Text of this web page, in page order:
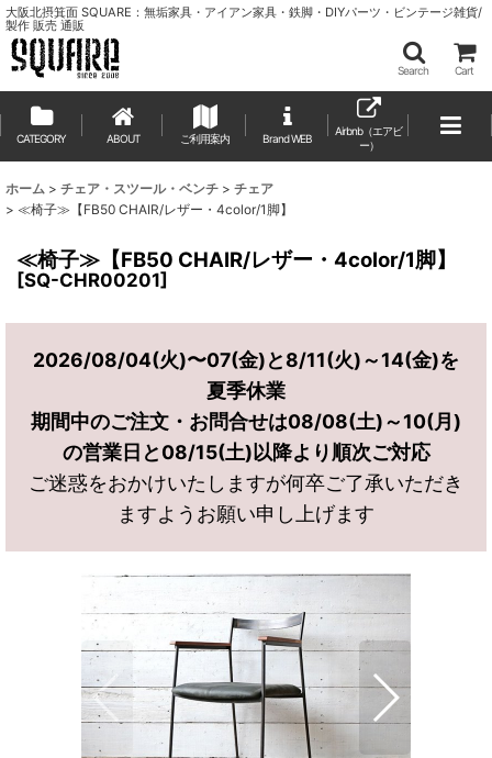
大阪北摂箕面 SQUARE：無垢家具・アイアン家具・鉄脚・DIYパーツ・ビンテージ雑貨/
製作 販売 通販
Search Cart
CATEGORY ABOUT ご利用案内
Airbnb（エアビ
ー）
ホーム > チェア・スツール・ベンチ > チェア
> ≪椅子≫【FB50 CHAIR/レザー・4color/1脚】
≪椅子≫【FB50 CHAIR/レザー・4color/1脚】
[SQ-CHR00201]
2026/08/04(火)〜07(金)と8/11(火)～14(金)を
夏季休業
期間中のご注文・お問合せは08/08(土)～10(月)
の営業日と08/15(土)以降より順次ご対応
ご迷惑をおかけいたしますが何卒ご了承いただき
ますようお願い申し上げます